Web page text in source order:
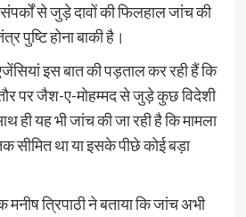
संपर्कों से जुड़े दावों की फिलहाल जांच की
पुष्टि होना बाकी है।
इस बात की पड़ताल कर रही हैं कि
पर जैश-ए-मोहम्मद से जुड़े कुछ विदेशी
ही यह भी जांच की जा रही है कि मामला
था या इसके पीछे कोई बड़ा
त्रिपाठी ने बताया कि जांच अभी